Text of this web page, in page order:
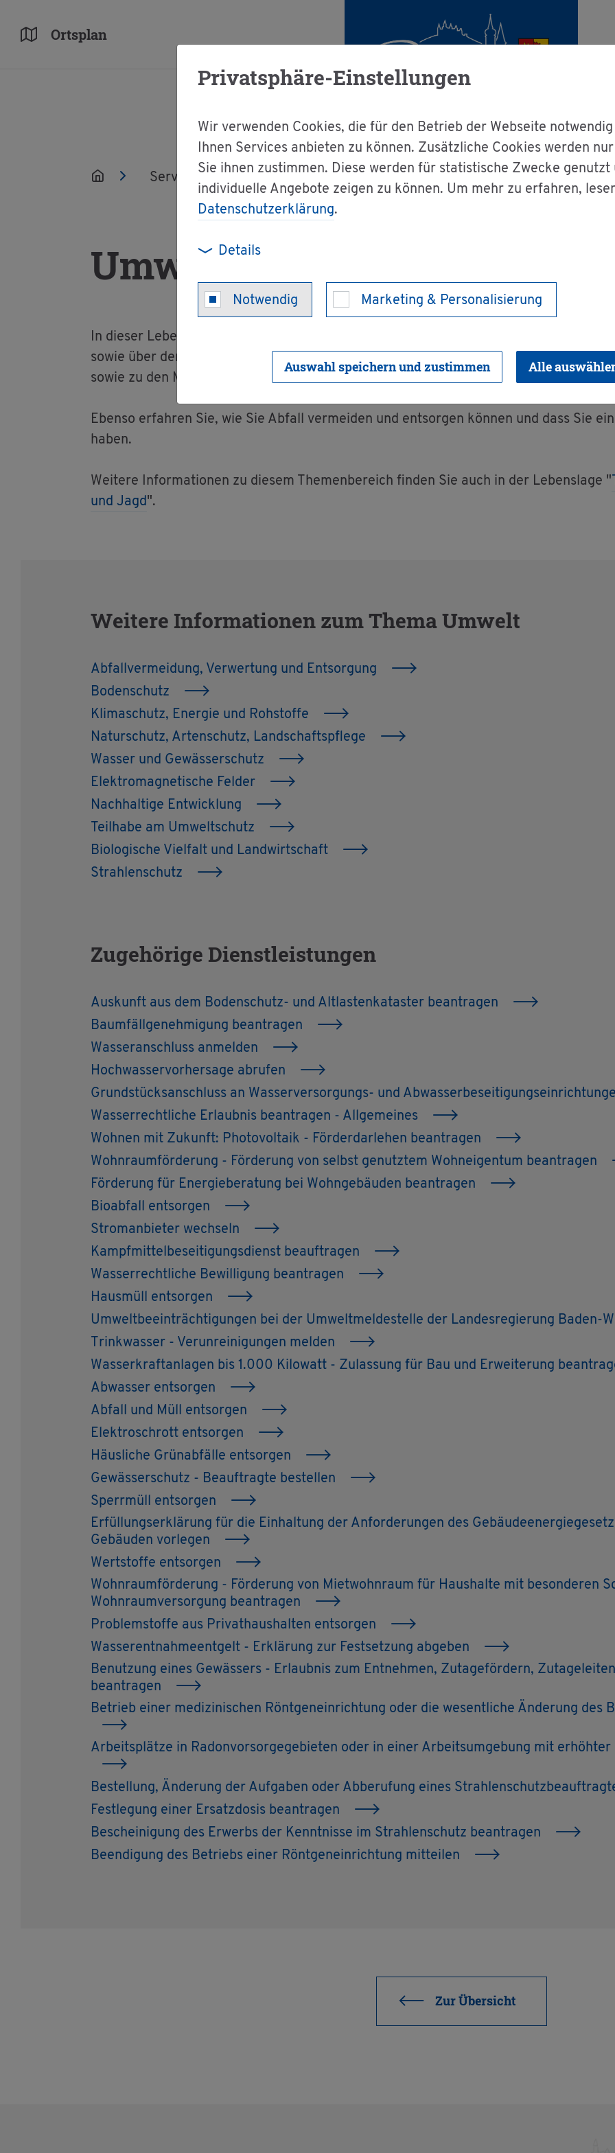
Privatsphäre-Einstellungen
Wir verwenden Cookies, die für den Betrieb der Webseite
Ihnen Services anbieten zu können. Zusätzliche Cookies werden
Sie ihnen zustimmen. Diese werden für statistische Zwecke genutzt
individuelle Angebote zeigen zu können. Um mehr zu erfahren,
Datenschutzerklärung.
Details
Notwendig Marketing & Personalisierung
Auswahl speichern und zustimmen Alle
Orts­plan
Ser­vice
Um­welt
In die­ser Le­bens­la­ge fin­den Sie viel­fäl­ti­ge In­for­ma­tio­nen unter an­de­rem über den
sowie über den Schutz vor der schäd­li­chen Wir­kung io­ni­sie­ren­der Strah­lung,
sowie zu den Mög­lich­kei­ten, wie Sie zum Um­welt­schutz bei­tra­gen kön­nen.
Eben­so er­fah­ren Sie, wie Sie Ab­fall ver­mei­den und ent­sor­gen kön­nen und dass Sie
haben.
Wei­te­re In­for­ma­tio­nen zu die­sem The­men­be­reich fin­den Sie auch in der Le­bens­la­ge "
und Jagd".
Wei­te­re In­for­ma­tio­nen zum Thema Um­welt
Ab­fall­ver­mei­dung, Ver­wer­tung und Ent­sor­gung
Bo­den­schutz
Kli­ma­schutz, En­er­gie und Roh­stof­fe
Na­tur­schutz, Ar­ten­schutz, Land­schafts­pfle­ge
Was­ser und Ge­wäs­ser­schutz
Elek­tro­ma­gne­ti­sche Fel­der
Nach­hal­ti­ge Ent­wick­lung
Teil­ha­be am Um­welt­schutz
Bio­lo­gi­sche Viel­falt und Land­wirt­schaft
Strah­len­schutz
Zu­ge­hö­ri­ge Dienst­leis­tun­gen
Aus­kunft aus dem Bo­den­schutz- und Alt­las­ten­ka­tas­ter be­an­tra­gen
Baum­fäll­ge­neh­mi­gung be­an­tra­gen
Was­ser­an­schluss an­mel­den
Hoch­was­ser­vor­her­sa­ge ab­ru­fen
Grund­stücks­an­schluss an Was­ser­ver­sor­gungs- und
Was­ser­recht­li­che Er­laub­nis be­an­tra­gen - All­ge­mei­nes
Woh­nen mit Zu­kunft: Pho­to­vol­ta­ik - För­der­dar­le­hen be­an­tra­gen
Wohn­raum­för­de­rung - För­de­rung von selbst ge­nutz­tem Wohn­ei­gen­tum be­an­tra­gen
För­de­rung für En­er­gie­be­ra­tung bei Wohn­ge­bäu­den be­an­tra­gen
Bio­ab­fall ent­sor­gen
Strom­an­bie­ter wech­seln
Kampf­mit­tel­be­sei­ti­gungs­dienst be­auf­tra­gen
Was­ser­recht­li­che Be­wil­li­gung be­an­tra­gen
Haus­müll ent­sor­gen
Um­welt­be­ein­träch­ti­gun­gen bei der Um­welt­mel­de­stel­le der Lan­des­re­gie­rung Baden-
Trink­was­ser - Ver­un­rei­ni­gun­gen mel­den
Was­ser­kraft­an­la­gen bis 1.000 Ki­lo­watt - Zu­las­sung für Bau und Er­wei­te­rung
Ab­was­ser ent­sor­gen
Ab­fall und Müll ent­sor­gen
Elek­tro­schrott ent­sor­gen
Häus­li­che Grün­ab­fäl­le ent­sor­gen
Ge­wäs­ser­schutz - Be­auf­trag­te be­stel­len
Sperr­müll ent­sor­gen
Er­fül­lungs­er­klä­rung für die Ein­hal­tung der An­for­de­run­gen des
Ge­bäu­den vor­le­gen
Wert­stof­fe ent­sor­gen
Wohn­raum­för­de­rung - För­de­rung von Miet­wohn­raum für Haus­hal­te mit be­son­de­ren
Wohn­raum­ver­sor­gung be­an­tra­gen
Pro­blem­stof­fe aus Pri­vat­haus­hal­ten ent­sor­gen
Was­ser­ent­nah­me­ent­gelt - Er­klä­rung zur Fest­set­zung ab­ge­ben
Be­nut­zung eines Ge­wäs­sers - Er­laub­nis zum Ent­neh­men, Zu­ta­ge­för­dern,
be­an­tra­gen
Be­trieb einer me­di­zi­ni­schen Rönt­gen­ein­rich­tung oder die we­sent­li­che Än­de­rung des
Ar­beits­plät­ze in Ra­don­vor­sor­ge­ge­bie­ten oder in einer Ar­beits­um­ge­bung mit
Be­stel­lung, Än­de­rung der Auf­ga­ben oder Ab­be­ru­fung eines
Fest­le­gung einer Er­satz­do­sis be­an­tra­gen
Be­schei­ni­gung des Er­werbs der Kennt­nis­se im Strah­len­schutz be­an­tra­gen
Be­en­di­gung des Be­triebs einer Rönt­gen­ein­rich­tung mit­tei­len
Zur Über­sicht